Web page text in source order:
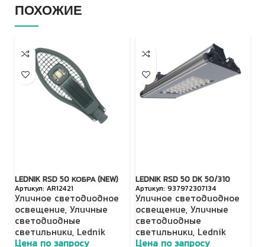
ПОХОЖИЕ
LEDNIK RSD 50 КОБРА (NEW)
AR12421
Уличное светодиодное
освещение, Уличные
светодиодные
светильники, Lednik
Цена по запросу
LEDNIK RSD 50 DK 50/310
937972307134
Уличное светодиодное
освещение, Уличные
светодиодные
светильники, Lednik
Цена по запросу